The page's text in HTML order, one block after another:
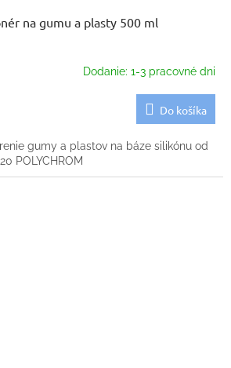
na gumu a plasty 500 ml
Dodanie: 1-3 pracovné dni
Do košíka
gumy a plastov na báze silikónu od
POLYCHROM